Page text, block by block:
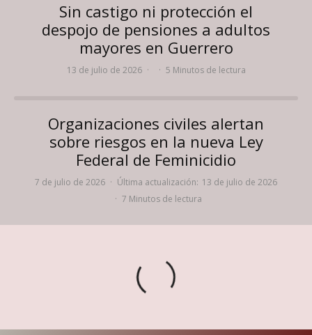
Sin castigo ni protección el
despojo de pensiones a adultos
mayores en Guerrero
13 de julio de 2026 · · 5 Minutos de lectura
Organizaciones civiles alertan
sobre riesgos en la nueva Ley
Federal de Feminicidio
7 de julio de 2026 · Última actualización: 13 de julio de 2026
· 7 Minutos de lectura